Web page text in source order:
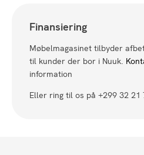
Finansiering
Møbelmagasinet tilbyder
til kunder der bor i Nuuk.
information
Eller ring til os på +299 32 21